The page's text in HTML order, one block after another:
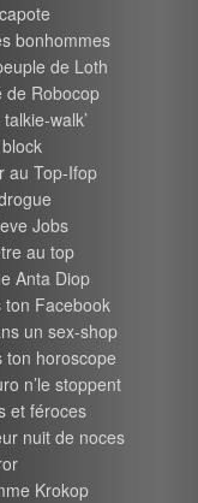
bonhommes
de Loth
de Robocop
walk’
au Top-Ifop
Jobs
au top
Anta Diop
ton Facebook
un sex-shop
ton horoscope
n’le stoppent
et féroces
nuit de noces
Krokop